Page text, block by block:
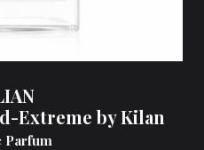
Extreme by Kilan
Parfum